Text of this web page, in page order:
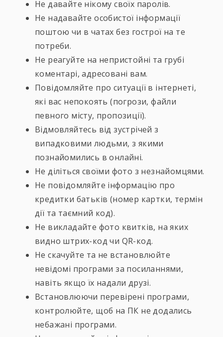
Не давайте нікому своїх паролів.
Не надавайте особистої інформації
поштою чи в чатах без гострої на те
потреби.
Не реагуйте на непристойні та грубі
коментарі, адресовані вам.
Повідомляйте про ситуації в інтернеті,
які вас непокоять (погрози, файли
певного місту, пропозиції).
Відмовляйтесь від зустрічей з
випадковими людьми, з якими
познайомились в онлайні.
Не діліться своїми фото з незнайомцями.
Не повідомляйте інформацію про
кредитки батьків (номер картки, термін
дії та таємний код).
Не викладайте фото квитків, на яких
видно штрих-код чи QR-код.
Не скачуйте та не встановлюйте
невідомі програми за посиланнями,
навіть якщо їх надали друзі.
Встановлюючи перевірені програми,
контролюйте, щоб на ПК не додались
небажані програми.